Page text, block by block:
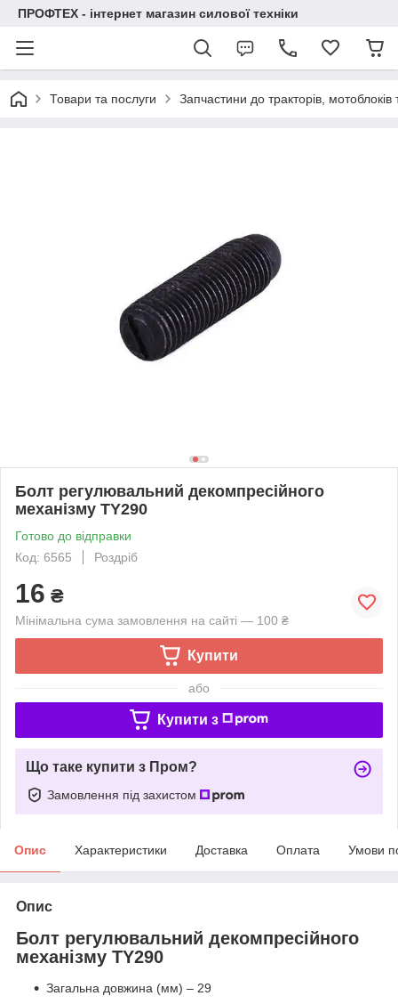
ПРОФТЕХ - інтернет магазин силової техніки
Товари та послуги Запчастини до тракторів,
Болт регулювальний декомпресійного
механізму TY290
Готово до відправки
Код: 6565
Роздріб
16 ₴
Мінімальна сума замовлення на сайті — 100 ₴
Купити
або
Купити з
Що таке купити з Пром?
Замовлення під захистом
Опис Характеристики Доставка Оплата Умови
Опис
Болт регулювальний декомпресійного
механізму TY290
Загальна довжина (мм) – 29